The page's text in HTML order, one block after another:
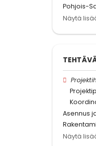
Pohjois-
Näytä
Asennus
Näytä